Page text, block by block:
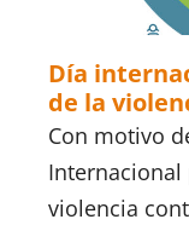
Día
de la
Con motivo
violencia